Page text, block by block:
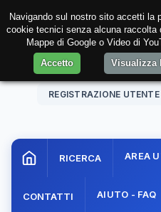
09 Aug. 202606:05:29
REGISTRAZIONE UTENTE
RICERCA AREA
CONTATTI AIUTO - FAQ
Navigando sul nostro sito accetti
cookie tecnici senza alcuna
Mappe di Google o Video di
Accetto
Visualizza